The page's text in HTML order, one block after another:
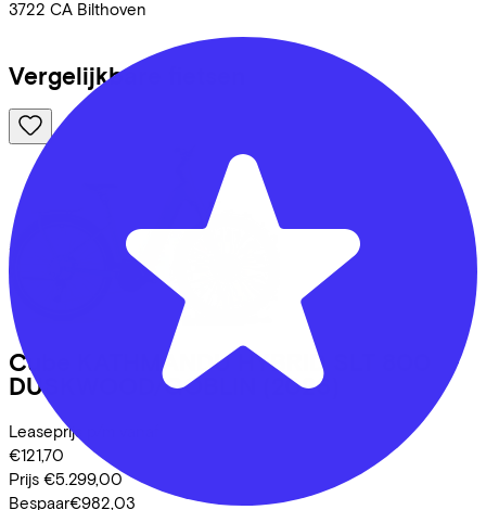
3722 CA Bilthoven
Vergelijkbare fietsen
Cube
KATHMANDU HYBRID SLT 800
DUSKWOOD/GOBLIN
(2026)
Leaseprijs p/m vanaf
€121,70
Prijs €5.299,00
Bespaar€982,03